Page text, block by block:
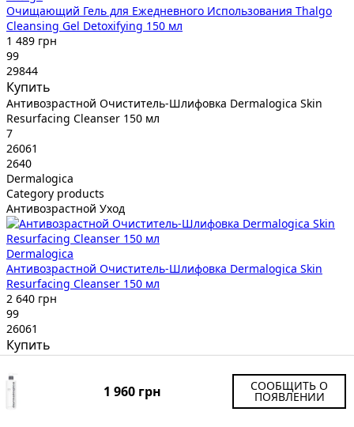
1 960 грн СООБЩИТЬ О
ПОЯВЛЕНИИ
Очищающий Гель для Ежедневного Использования Thalgo
Cleansing Gel Detoxifying 150 мл
1 489 грн
99
29844
Купить
Антивозрастной Очиститель-Шлифовка Dermalogica Skin
Resurfacing Cleanser 150 мл
7
26061
2640
Dermalogica
Category products
Антивозрастной Уход
Dermalogica
Антивозрастной Очиститель-Шлифовка Dermalogica Skin
Resurfacing Cleanser 150 мл
2 640 грн
99
26061
Купить
Питательное Молочко для Умывания Holifrog Tashmoo Water
Lily Nourishing Milky Wash 150 мл
8
31178